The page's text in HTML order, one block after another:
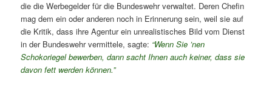
die die Werbegelder für die Bundeswehr verwaltet. Deren Chefin
mag dem ein oder anderen noch in Erinnerung sein, weil sie auf
die Kritik, dass ihre Agentur ein unrealistisches Bild vom Dienst
in der Bundeswehr vermittele, sagte: “Wenn Sie ’nen
Schokoriegel bewerben, dann sacht Ihnen auch keiner, dass sie
davon fett werden können.”